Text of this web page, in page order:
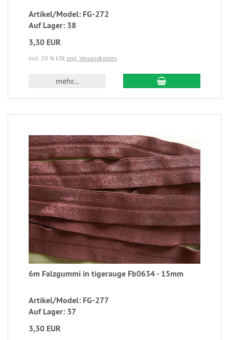
Artikel/Model: FG-272
Auf Lager: 38
3,30 EUR
incl. 20 % USt zzgl. Versandkosten
mehr...
6m Falzgummi in tigerauge Fb0634 - 15mm
Artikel/Model: FG-277
Auf Lager: 37
3,30 EUR